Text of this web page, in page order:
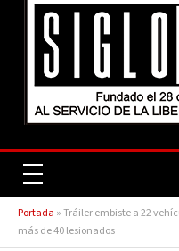
Portada »Tráiler embiste a 22
más de 40 lesionados